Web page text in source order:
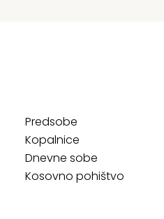
Predsobe
Kopalnice
Dnevne sobe
Kosovno pohištvo